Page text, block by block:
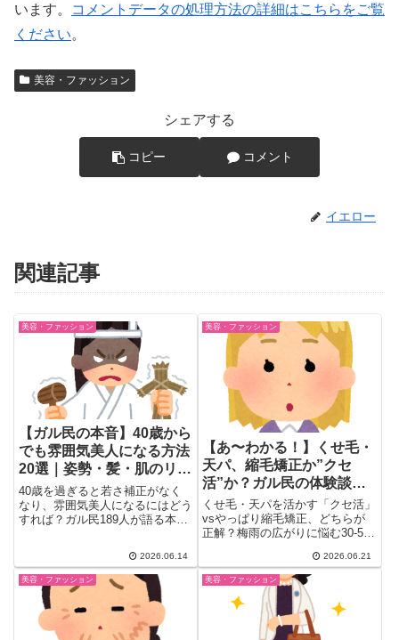
います。
コメントデータの処理方法の詳細はこちらをご覧
ください。
美容・ファッション
シェアする
コピー コメント
イエロー
関連記事
美容・ファッション
【ガル民の本音】40歳から
でも雰囲気美人になる方法
20選｜姿勢・髪・肌のリア
ル知恵
40歳を過ぎると若さ補正がなく
なり、雰囲気美人になるにはどう
すれば？ガル民189人が語る本音
ンのコツを20選厳選。アラフォ
ーのリアルな体験談つきでまとめ
ました。
2026.06.14
美容・ファッション
【あ〜わかる！】くせ毛・
天パ、縮毛矯正か”クセ
活”か？ガル民の体験談ま
とめ｜梅雨対策・ヘアケア
の知恵
くせ毛・天パを活かす「クセ活」
vsやっぱり縮毛矯正、どちらが
正解？梅雨の広がりに悩む30-50
コメントから厳選。カーリーメソ
ッドの実態、年齢による変化、お
すすめヘアケアまで、当事者だか
らわかる本音を一気読み。
2026.06.21
美容・ファッション 美容・ファッション